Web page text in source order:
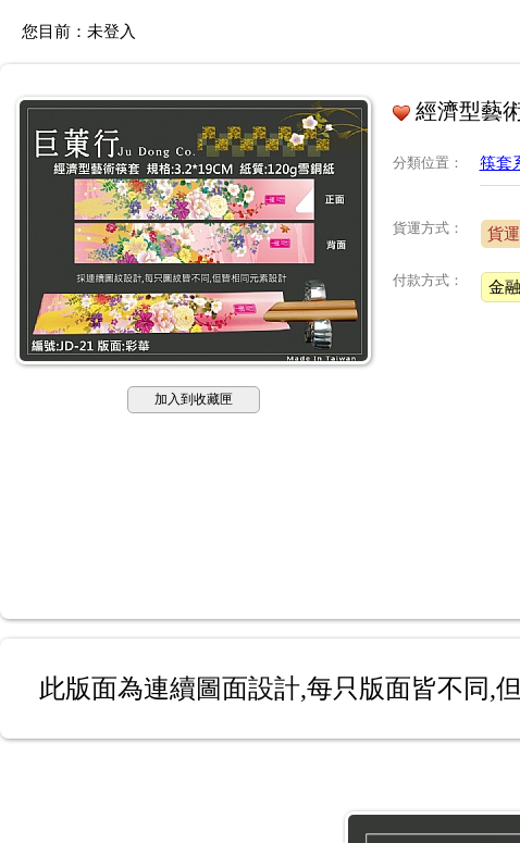
您目前： 未登入
加入到收藏匣
經濟型藝
分類位置 ： 筷套
貨運方式： 貨運
付款方式： 金
此版面為連續圖面設計,每只版面皆不同,